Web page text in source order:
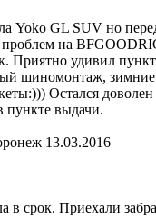
Yoko GL SUV но
на
Приятно удивил
шиномонтаж,
Остался
пункте выдачи.
13.03.2016
в срок. Приехали